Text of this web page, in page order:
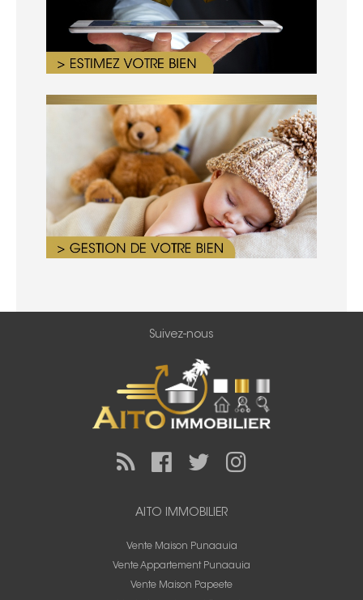
Suivez-nous
AITO IMMOBILIER
Vente Maison Punaauia
Vente Appartement Punaauia
Vente Maison Papeete